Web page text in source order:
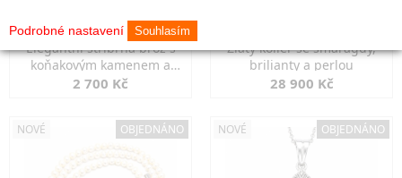
Elegantní stříbrná brož s
koňakovým kamenem a
markazity
2 700 Kč
Zlatý kolier se smaragdy,
brilianty a perlou
28 900 Kč
NOVÉ OBJEDNÁNO NOVÉ OBJEDNÁNO
Podrobné nastavení Souhlasím